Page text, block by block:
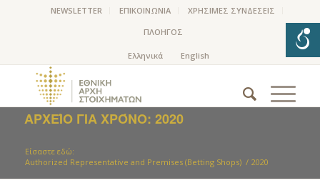
NEWSLETTER ΕΠΙΚΟΙΝΩΝΙΑ
ΧΡΗΣΙΜΕΣ ΣΥΝΔΕΣΕΙΣ
ΠΛΟΗΓΟΣ
ΑΡΧΕΊΟ ΓΙΑ ΧΡΌΝΟ: 2020
Είσαστε εδώ:
Authorized Representative and Premises (Betting Shops) / 2020